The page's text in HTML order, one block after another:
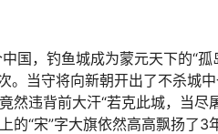
国，钓鱼城成为蒙元天下的“
。当守将向新朝开出了不杀城
然违背前大汗“若克此城，当
的“宋”字大旗依然高高飘扬了3